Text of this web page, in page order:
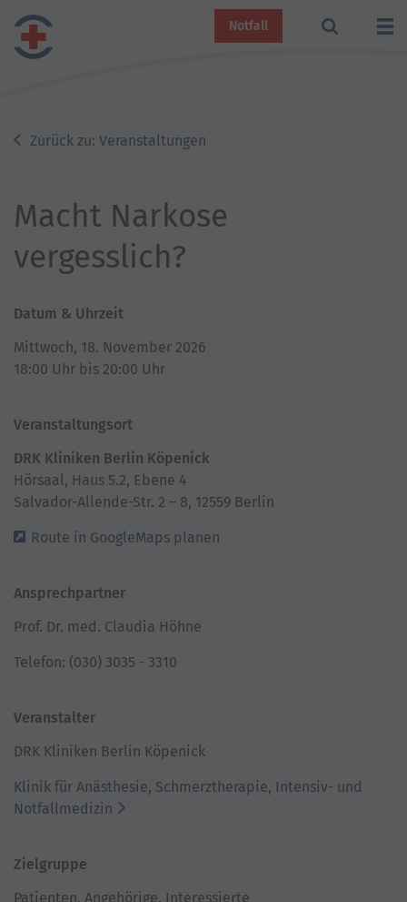
Notfall
Zurück zu: Veranstaltungen
Macht Narkose
vergesslich?
Datum & Uhrzeit
Mittwoch, 18. November 2026
18:00 Uhr bis 20:00 Uhr
Veranstaltungsort
DRK Kliniken Berlin Köpenick
Hörsaal, Haus 5.2, Ebene 4
Salvador-Allende-Str. 2 – 8, 12559 Berlin
Route in GoogleMaps planen
Ansprechpartner
Prof. Dr. med. Claudia Höhne
Telefon: (030) 3035 - 3310
Veranstalter
DRK Kliniken Berlin Köpenick
Klinik für Anästhesie, Schmerztherapie, Intensiv- und
Notfallmedizin
Zielgruppe
Patienten, Angehörige, Interessierte